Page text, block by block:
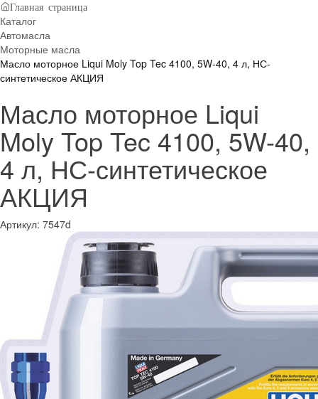
Главная страница
Каталог
Автомасла
Моторные масла
Масло моторное Liqui Moly Top Tec 4100, 5W-40, 4 л, НС-
синтетическое АКЦИЯ
Масло моторное Liqui
Moly Top Tec 4100, 5W-40,
4 л, НС-синтетическое
АКЦИЯ
Артикул: 7547d